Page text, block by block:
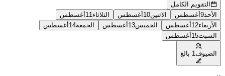
التقويم الكامل
9أغسطس الاثنين10أغسطس الثلاثاء11أغسطس
12أغسطس الخميس13أغسطس الجمعة14أغسطس
15أغسطس
1 بالغ